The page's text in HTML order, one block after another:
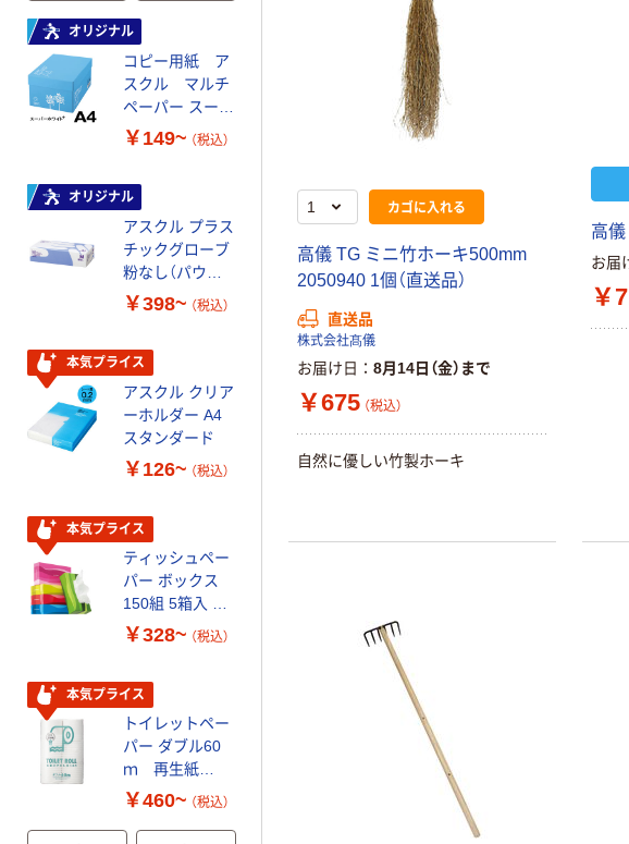
カゴに入れる
高儀 TG ミニ竹ホーキ500mm
2050940 1個（直送品）
直送品
株式会社髙儀
お届け日 8月14日（金）まで
￥675 （税込）
自然に優しい竹製ホーキ
高
お届
￥
オリジナル
コピー用紙 ア
スクル マルチ
ペーパー スーパ
ーホワイト+
￥149~ （税込）
オリジナル
アスクル プラス
チックグローブ
粉なし（パウダ
ーフリー）
￥398~ （税込）
本気プライス
アスクル クリア
ーホルダー A4
スタンダード
￥126~ （税込）
本気プライス
ティッシュペー
パー ボックス
150組 5箱入 ア
スクル スマート
証
￥328~ （税込）
本気プライス
トイレットペー
パー ダブル60
ｍ 再生紙
100% 6ロール
芯あり FSC認
￥460~ （税込）
ペーパータオル
中判 再生紙
100％ 200枚
FSC認証 シング
￥149~ （税込）
コピー用紙 マ
ルチペーパー
スーパーエコノ
本気プライス
アスクル 耳にや
さしい やわらか
いマスク
￥458~ （税込）
し（パウダーフ
リー）
￥298~
嬬恋銘水 ナチュ
ラルミネラルウ
ォーター 500ml
キャップシール
付き／2Lラベル
芯
証
サン
ータ
トル
￥
ペ